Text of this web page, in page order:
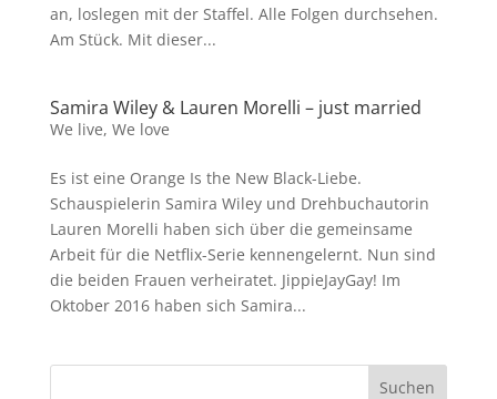
an, loslegen mit der Staffel. Alle Folgen durchsehen.
Am Stück. Mit dieser...
Samira Wiley & Lauren Morelli – just married
We live, We love
Es ist eine Orange Is the New Black-Liebe.
Schauspielerin Samira Wiley und Drehbuchautorin
Lauren Morelli haben sich über die gemeinsame
Arbeit für die Netflix-Serie kennengelernt. Nun sind
die beiden Frauen verheiratet. JippieJayGay! Im
Oktober 2016 haben sich Samira...
Suchen